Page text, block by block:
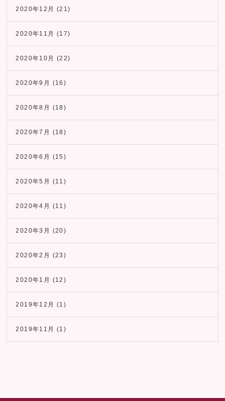
2020年12月 (21)
2020年11月 (17)
2020年10月 (22)
2020年9月 (16)
2020年8月 (18)
2020年7月 (18)
2020年6月 (15)
2020年5月 (11)
2020年4月 (11)
2020年3月 (20)
2020年2月 (23)
2020年1月 (12)
2019年12月 (1)
2019年11月 (1)